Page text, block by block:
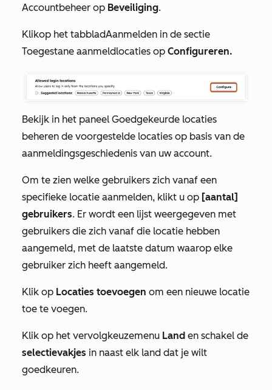
Accountbeheer op Beveiliging.
Klikop het tabbladAanmelden in de sectie
Toegestane aanmeldlocaties op Configureren.
Bekijk in het paneel Goedgekeurde locaties
beheren de voorgestelde locaties op basis van de
aanmeldingsgeschiedenis van uw account.
Om te zien welke gebruikers zich vanaf een
specifieke locatie aanmelden, klikt u op [aantal]
gebruikers. Er wordt een lijst weergegeven met
gebruikers die zich vanaf die locatie hebben
aangemeld, met de laatste datum waarop elke
gebruiker zich heeft aangemeld.
Klik op Locaties toevoegen om een nieuwe locatie
toe te voegen.
Klik op het vervolgkeuzemenu Land en schakel de
selectievakjes in naast elk land dat je wilt
goedkeuren.